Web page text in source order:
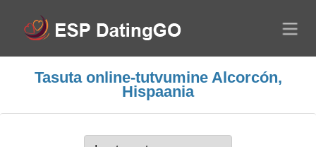
Tasuta online-tutvumine Alcorcón,
Hispaania